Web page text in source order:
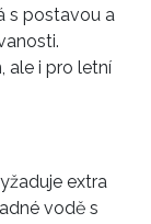
s postavou a
ale i pro letní
extra
vodě s